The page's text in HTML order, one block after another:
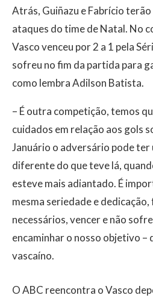
Atrás, Guiñazu e Fabrício
ataques do time de Natal. No
Vasco venceu por 2 a 1 pela
sofreu no fim da partida para
como lembra Adilson Batista.
– É outra competição, temos
cuidados em relação aos gols
Januário o adversário pode
diferente do que teve lá,
esteve mais adiantado. É
mesma seriedade e
necessários, vencer e não
encaminhar o nosso objetivo –
vascaíno.
O ABC reencontra o Vasco